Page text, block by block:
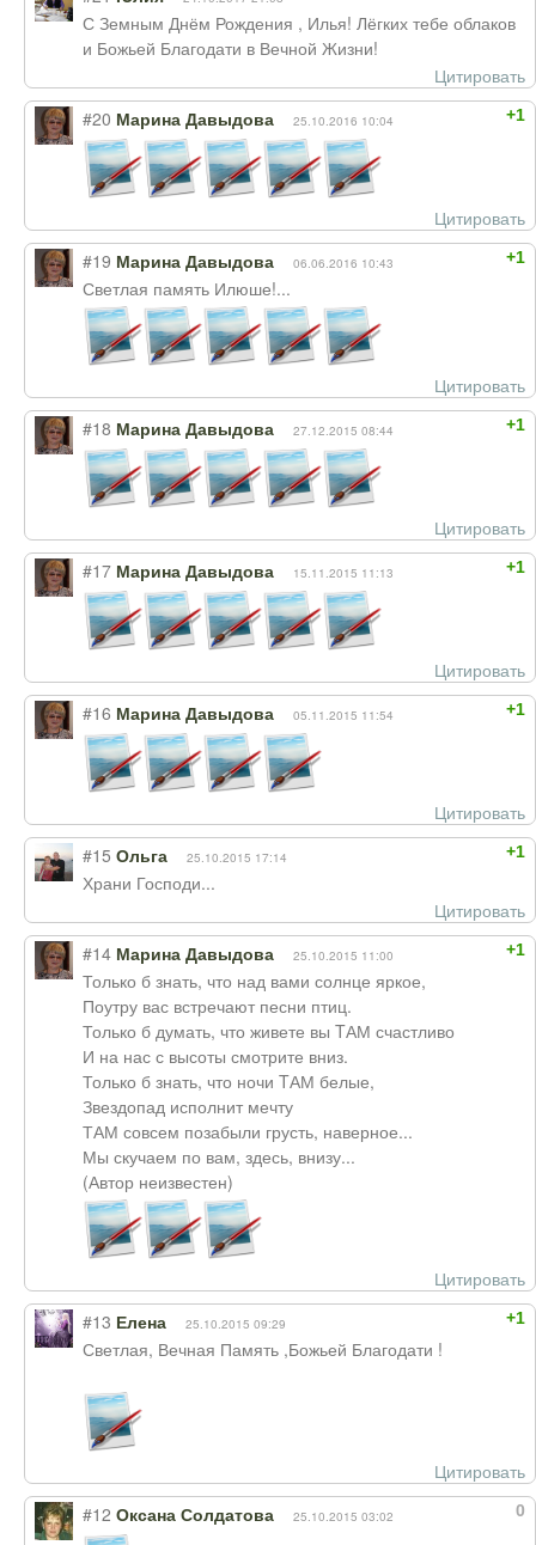
С Земным Днём Рождения , Илья! Лёгких тебе облаков
и Божьей Благодати в Вечной Жизни!
Цитировать
+1
#20 Марина Давыдова 25.10.2016 10:04
Цитировать
+1
#19 Марина Давыдова 06.06.2016 10:43
Светлая память Илюше!...
Цитировать
+1
#18 Марина Давыдова 27.12.2015 08:44
Цитировать
+1
#17 Марина Давыдова 15.11.2015 11:13
Цитировать
+1
#16 Марина Давыдова 05.11.2015 11:54
Цитировать
+1
#15 Ольга 25.10.2015 17:14
Храни Господи...
Цитировать
+1
#14 Марина Давыдова 25.10.2015 11:00
Только б знать, что над вами солнце яркое,
Поутру вас встречают песни птиц.
Только б думать, что живете вы TАМ счастливо
И на нас с высоты смотрите вниз.
Только б знать, что ночи TАМ белые,
Звездопад исполнит мечту
ТАМ совсем позабыли грусть, наверное...
Мы скучаем по вам, здесь, внизу...
(Автор неизвестен)
Цитировать
+1
#13 Елена 25.10.2015 09:29
Светлая, Вечная Память ,Божьей Благодати !
Цитировать
0
#12 Оксана Солдатова 25.10.2015 03:02